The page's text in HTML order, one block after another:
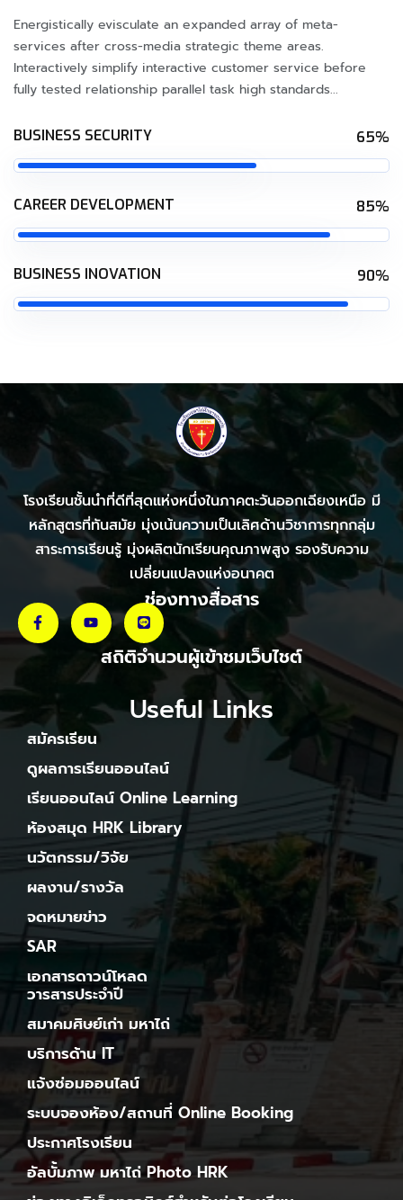
Energistically evisculate an expanded array of meta-
services after cross-media strategic theme areas.
Interactively simplify interactive customer service before
fully tested relationship parallel task high standards...
BUSINESS SECURITY 65%
CAREER DEVELOPMENT 85%
BUSINESS INOVATION 90%
โรงเรียนชั้นนำที่ดีที่สุดแห่งหนึ่งในภาคตะวันออกเฉียงเหนือ มี
หลักสูตรที่ทันสมัย มุ่งเน้นความเป็นเลิศด้านวิชาการทุกกลุ่ม
สาระการเรียนรู้ มุ่งผลิตนักเรียนคุณภาพสูง รองรับความ
เปลี่ยนแปลงแห่งอนาคต
ช่องทางสื่อสาร
สถิติจำนวนผู้เข้าชมเว็บไชต์
Useful Links
สมัครเรียน
ดูผลการเรียนออนไลน์
เรียนออนไลน์ Online Learning
ห้องสมุด HRK Library
นวัตกรรม/วิจัย
ผลงาน/รางวัล
จดหมายข่าว
SAR
เอกสารดาวน์โหลด
วารสารประจำปี
สมาคมศิษย์เก่า มหาไถ่
บริการด้าน IT
แจ้งซ่อมออนไลน์
ระบบจองห้อง/สถานที่ Online Booking
ประกาศโรงเรียน
อัลบั้มภาพ มหาไถ่ Photo HRK